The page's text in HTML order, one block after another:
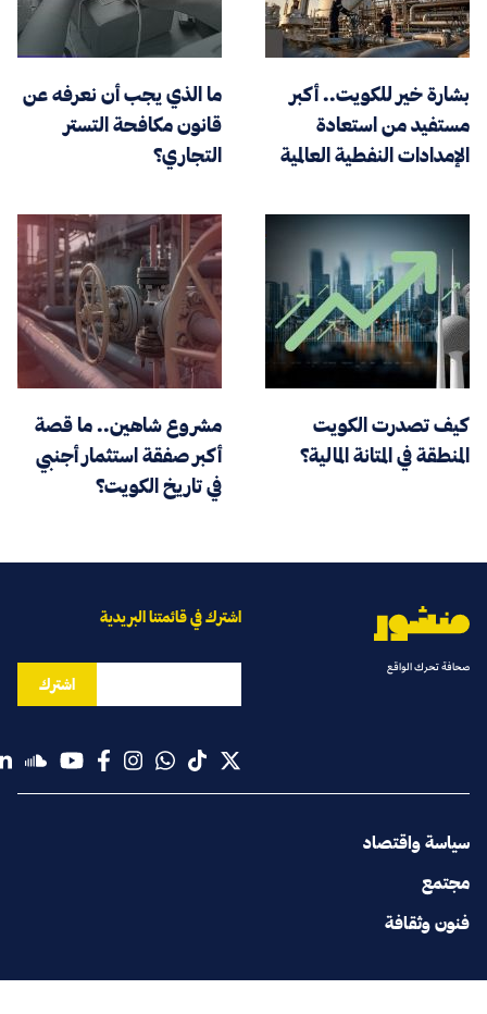
بشارة خير للكويت.. أكبر
مستفيد من استعادة
الإمدادات النفطية العالمية
ما الذي يجب أن نعرفه عن
قانون مكافحة التستر
التجاري؟
كيف تصدرت الكويت
المنطقة في المتانة المالية؟
مشروع شاهين.. ما قصة
أكبر صفقة استثمار أجنبي
في تاريخ الكويت؟
صحافة تحرك الواقع
سياسة واقتصاد
مجتمع
فنون وثقافة
اشترك في قائمتنا البريدية
اشترك